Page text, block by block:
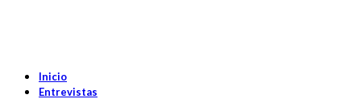
Inicio
Entrevistas